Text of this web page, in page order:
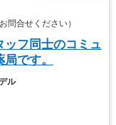
合せください）
フ同士のコミュ
です。
ル